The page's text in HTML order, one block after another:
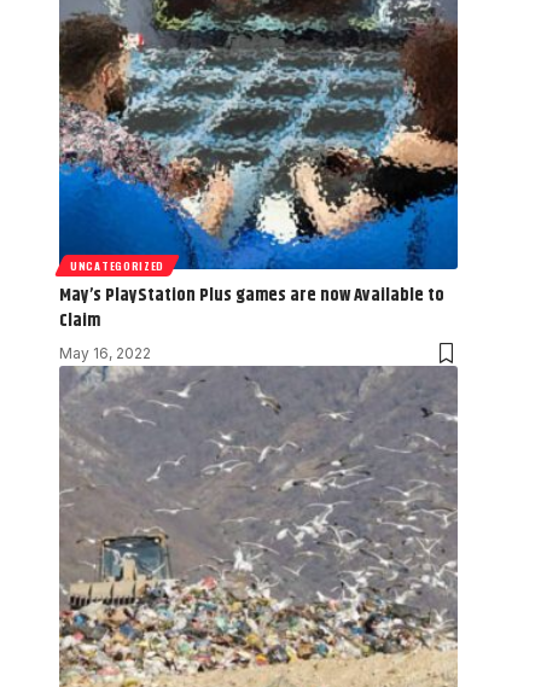
UNCATEGORIZED
May’s PlayStation Plus games are now Available to
Claim
May 16, 2022